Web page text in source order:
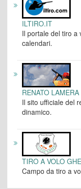
ILTIRO.IT
Il portale del tiro a
calendari.
RENATO LAMERA
Il sito ufficiale del
dinamico.
TIRO A VOLO
Campo da tiro a